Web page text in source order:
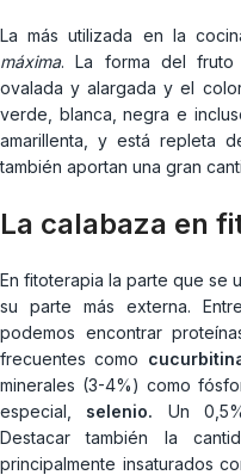
La más utilizada en la
máxima. La forma del
ovalada y alargada y el
verde, blanca, negra e
amarillenta, y está repleta
también aportan una gran
La calabaza en
En fitoterapia la parte que se
su parte más externa.
podemos encontrar
frecuentes como
minerales (3-4%) como
especial, selenio. Un
Destacar también la
principalmente insaturados